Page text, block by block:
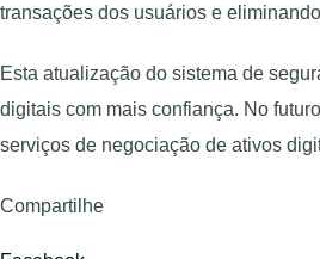
transações dos usuários e
Esta atualização do sistema de
digitais com mais confiança. No
serviços de negociação de ativos
Compartilhe